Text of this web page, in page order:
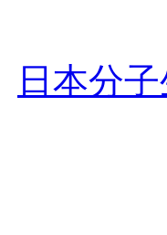
日本分